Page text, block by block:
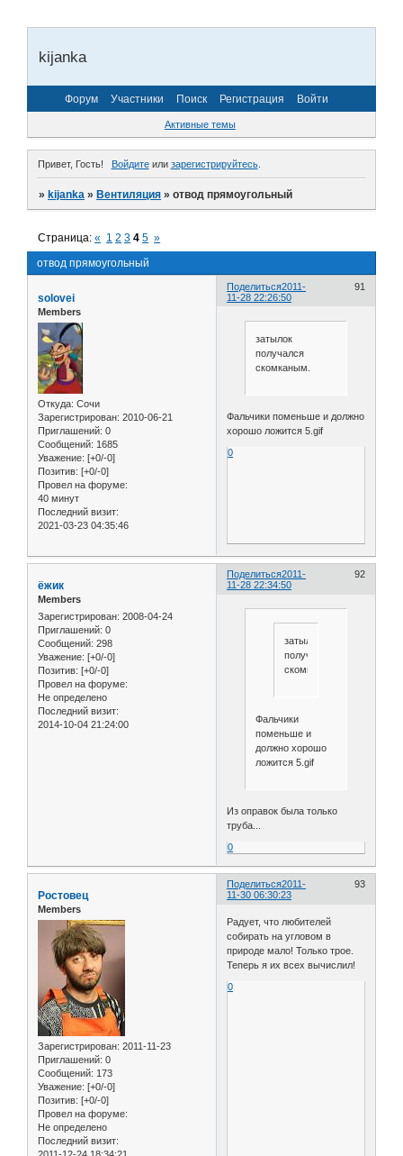
kijanka
Форум Участники Поиск Регистрация Войти
Активные темы
Привет, Гость! Войдитеили зарегистрируйтесь.
»kijanka »Вентиляция »отвод прямоугольный
отвод прямоугольный
Страница:« 1 2 3 4 5 »
Поделиться 91
2011-
11-28 22:26:50
solovei
Members
Откуда: Сочи
Зарегистрирован: 2010-06-21
Приглашений: 0
Сообщений: 1685
Уважение: [+0/-0]
Позитив: [+0/-0]
Провел на форуме:
40 минут
Последний визит:
2021-03-23 04:35:46
затылок
получался
скомканым.
Фальчики поменьше и должно
хорошо ложится 5.gif
0
Поделиться 92
2011-
11-28 22:34:50
ёжик
Members
Зарегистрирован: 2008-04-24
Приглашений: 0
Сообщений: 298
Уважение: [+0/-0]
Позитив: [+0/-0]
Провел на форуме:
Не определено
Последний визит:
2014-10-04 21:24:00
затылок
получался
скомканым.
Фальчики
поменьше и
должно хорошо
ложится 5.gif
Из оправок была только
труба...
0
Поделиться 93
2011-
11-30 06:30:23
Ростовец
Members
Зарегистрирован: 2011-11-23
Приглашений: 0
Сообщений: 173
Уважение: [+0/-0]
Позитив: [+0/-0]
Провел на форуме:
Не определено
Последний визит:
Радует, что любителей
собирать на угловом в
природе мало! Только трое.
Теперь я их всех вычислил!
0